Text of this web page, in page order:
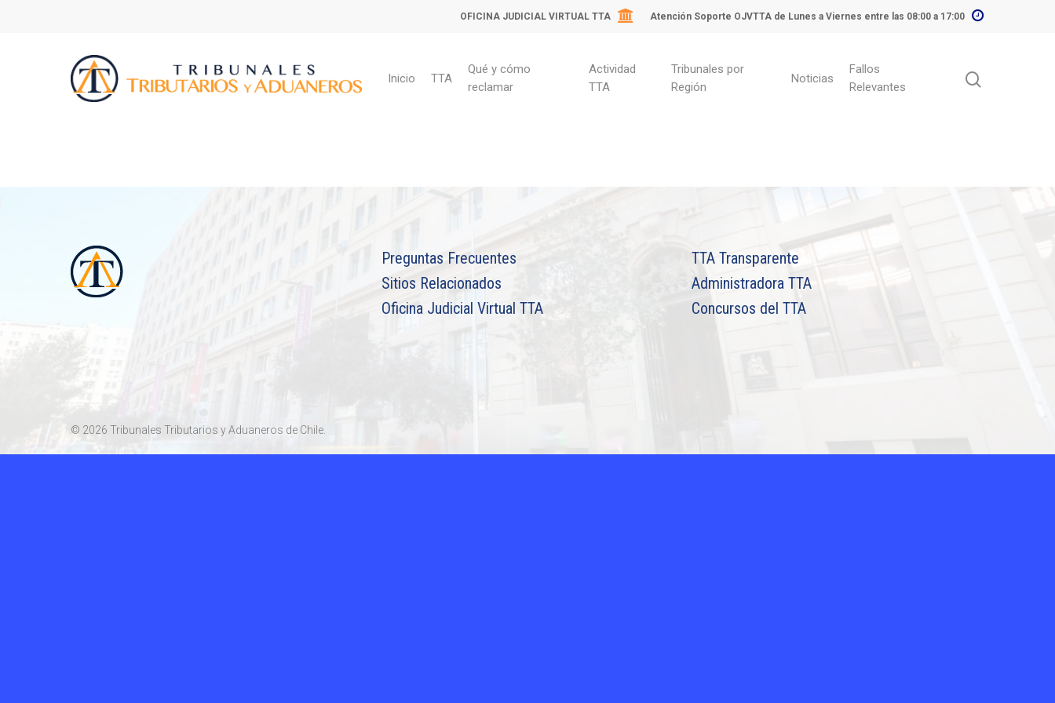
OFICINA JUDICIAL VIRTUAL TTA Atención Soporte OJVTTA de Lunes a Viernes entre las 08:00 a 17:00
Inicio TTA
Qué y cómo
reclamar
Actividad
TTA
Tribunales por
Región
Noticias
Fallos
Relevantes
Preguntas Frecuentes
Sitios Relacionados
Oficina Judicial Virtual TTA
TTA Transparente
Administradora TTA
Concursos del TTA
© 2026 Tribunales Tributarios y Aduaneros de Chile.